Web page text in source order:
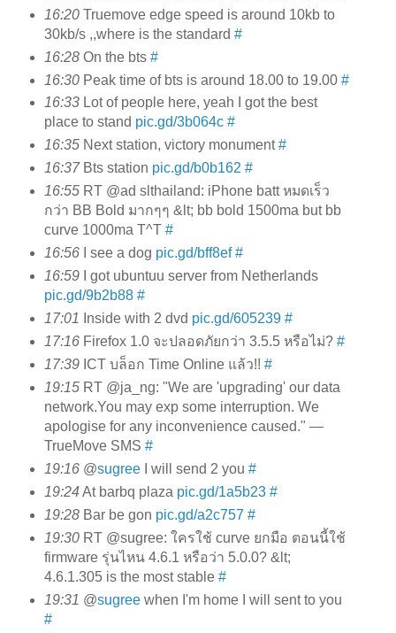
16:20Truemove edge speed is around 10kb to
30kb/s ,,where is the standard #
16:28On the bts #
16:30Peak time of bts is around 18.00 to 19.00 #
16:33Lot of people here, yeah I got the best
place to stand pic.gd/3b064c #
16:35Next station, victory monument#
16:37Bts station pic.gd/b0b162 #
16:55RT @ad slthailand: iPhone batt หมดเร็ว
กว่า BB Bold มากๆๆ &lt; bb bold 1500ma but bb
curve 1000ma T^T #
16:56I see a dog pic.gd/bff8ef #
16:59I got ubuntuu server from Netherlands
pic.gd/9b2b88 #
17:01 Inside with 2 dvd pic.gd/605239 #
17:16Firefox 1.0 จะปลอดภัยกว่า 3.5.5 หรือไม่? #
17:39ICT บล็อก Time Online แล้ว!! #
19:15 RT @ja_ng: "We are 'upgrading' our data
network.You may exp some interruption. We
apologise for any inconvenience caused." —
TrueMove SMS #
19:16@sugreeI will send 2 you #
19:24At barbq plaza pic.gd/1a5b23 #
19:28Bar be gon pic.gd/a2c757 #
19:30RT @sugree: ใครใช้ curve ยกมือ ตอนนี้ใช้
firmware รุ่นไหน 4.6.1 หรือว่า 5.0.0? &lt;
4.6.1.305 is the most stable #
19:31 @sugreewhen I'm home I will sent to you
#